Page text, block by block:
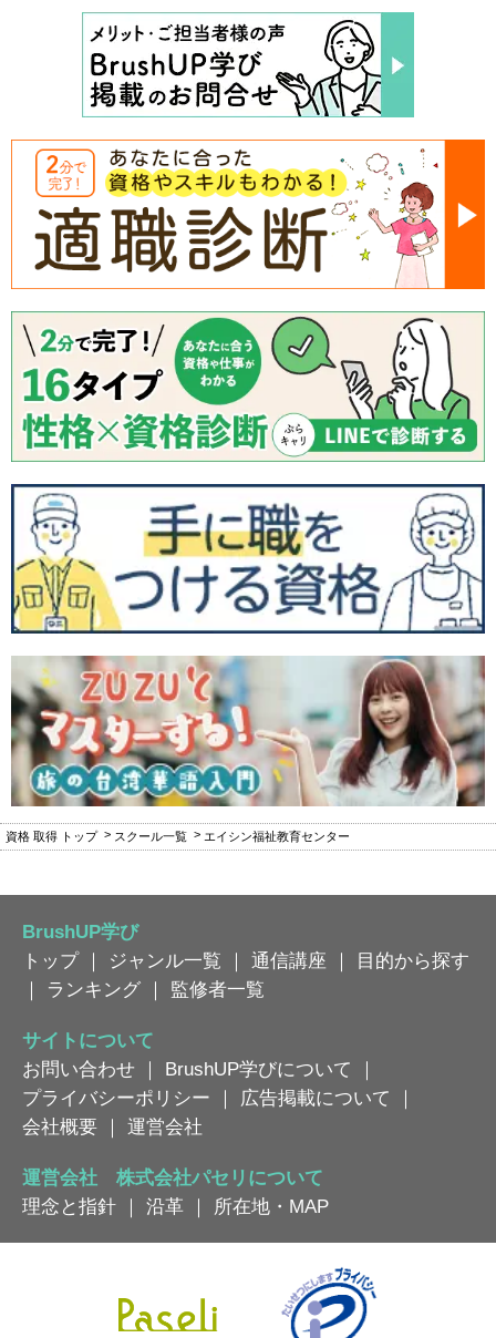
資格 取得 トップ スクール一覧 エイシン福祉教育センター
BrushUP学び
トップ｜ ジャンル一覧 ｜ 通信講座 ｜
目的から探す
｜
ランキング ｜ 監修者一覧
サイトについて
お問い合わせ ｜ BrushUP学びについて
｜
プライバシーポリシー ｜ 広告掲載について
｜
会社概要 ｜ 運営会社
運営会社 株式会社パセリについて
理念と指針 ｜ 沿革 ｜ 所在地・MAP